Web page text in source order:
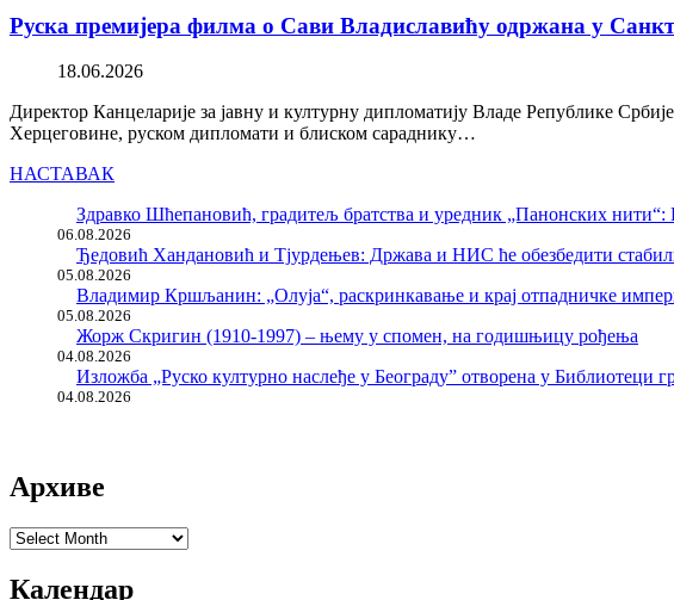
Руска премијера филма о Сави Владиславићу одржана у
18.06.2026
Директор Канцеларије за јавну и културну дипломатију Владе Републике
Херцеговине, руском дипломати и блиском сараднику…
НАСТАВАК
Здравко Шћепановић, градитељ братства и уредник „Панонских нити“:
06.08.2026
Ђедовић Хандановић и Тјурдењев: Држава и НИС ће обезбедити
05.08.2026
Владимир Кршљанин: „Олуја“, раскринкавање и крај отпадничке
05.08.2026
Жорж Скригин (1910-1997) – њему у спомен, на годишњицу рођења
04.08.2026
Изложба „Руско културно наслеђе у Београду” отворена у Библиотеци
04.08.2026
Архиве
Архиве
Календар